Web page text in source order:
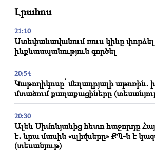
Լրահոս
21:10
Ստեփանավանում ռուս կինը փորձել
ինքնասպանություն գործել
20:54
Կաթողիկոսը՝ մեղադրյալի աթոռին․
մտածում քաղաքացիները
20:30
Ալեն Սիմոնյանից հետո հաջորդը
է․ նրա մասին «սլիվները» ՔՊ-ն է
(տեսանյութ)